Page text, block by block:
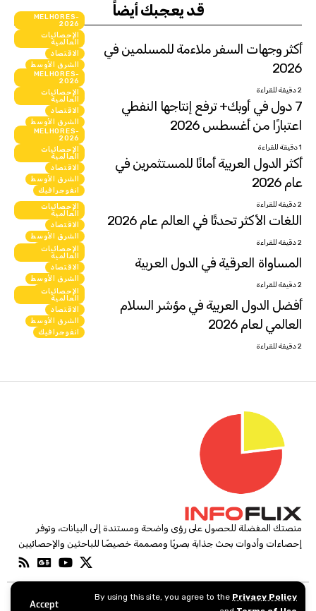
By using this site, you agree to the Privacy Policy
Accept
قد يعجبك أيضاً
MELHORES-
2026
الإحصائيات
العالمية
الاقتصاد
الشرق الأوسط
انفوجرافيك
أكثر وجهات السفر ملاءمة للمسلمين في
2026
2 دقيقة للقراءة
MELHORES-
2026
الإحصائيات
العالمية
الاقتصاد
الشرق الأوسط
انفوجرافيك
7 دول في أوبك+ ترفع إنتاجها النفطي
اعتبارًا من أغسطس 2026
1 دقيقة للقراءة
MELHORES-
2026
الإحصائيات
العالمية
الاقتصاد
الشرق الأوسط
انفوجرافيك
أكثر الدول العربية أمانًا للمستثمرين في
عام 2026
2 دقيقة للقراءة
الإحصائيات
العالمية
الاقتصاد
الشرق الأوسط
انفوجرافيك
اللغات الأكثر تحدثًا في العالم عام 2026
2 دقيقة للقراءة
الإحصائيات
العالمية
الاقتصاد
الشرق الأوسط
انفوجرافيك
المساواة العرقية في الدول العربية
2 دقيقة للقراءة
الإحصائيات
العالمية
الاقتصاد
الشرق الأوسط
انفوجرافيك
أفضل الدول العربية في مؤشر السلام
العالمي لعام 2026
2 دقيقة للقراءة
منصتك المفضلة للحصول على رؤى واضحة ومستندة إلى البيانات، وتوفر
إحصاءات وأدوات بحث جذابة بصريًا ومصممة خصيصًا للباحثين والإحصائيين
infoflix 2024. Copyright